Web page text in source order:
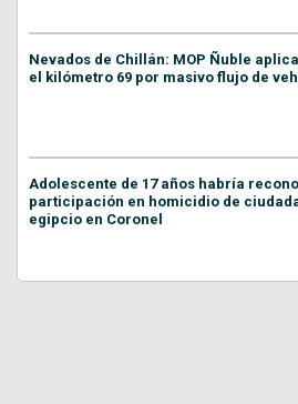
Nevados de Chillán: MOP Ñuble
el kilómetro 69 por masivo flujo de
Adolescente de 17 años habría
participación en homicidio de
egipcio en Coronel